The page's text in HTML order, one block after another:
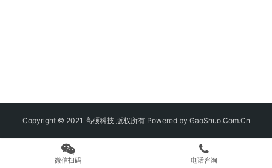
Copyright © 2021 高硕科技 版权所有 Powered by GaoShuo.Com.Cn
微信扫码 电话咨询